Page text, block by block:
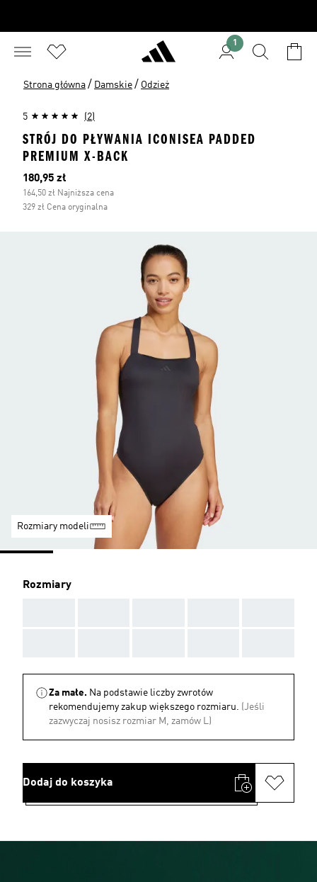
1
Strona główna / Damskie / Odzież
5 (2)
STRÓJ DO PŁYWANIA ICONISEA PADDED
PREMIUM X-BACK
Bieżąca cena
180,95 zł
164,50 zł Najniższa cena
329 zł Cena oryginalna
Rozmiary modeli
Rozmiary
Za małe. Na podstawie liczby zwrotów
rekomendujemy zakup większego rozmiaru. (Jeśli
zazwyczaj nosisz rozmiar M, zamów L)
Dodaj do koszyka